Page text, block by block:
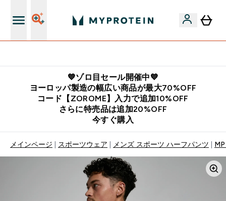
💙ゾロ目セール開催中💙
ヨーロッパ製造の幅広い商品が最大70%OFF
コード【ZOROME】入力で追加10%OFF
さらに特売品は追加20%OFF
今すぐ購入
メインページ スポーツウェア メンズ スポーツ ハーフパンツ